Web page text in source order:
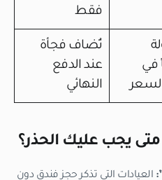
فقط
في
تُضاف فجأة
عند الدفع
النهائي
متى يجب عليك الحذر؟
العيادات التي تذكر حجز فندق دون